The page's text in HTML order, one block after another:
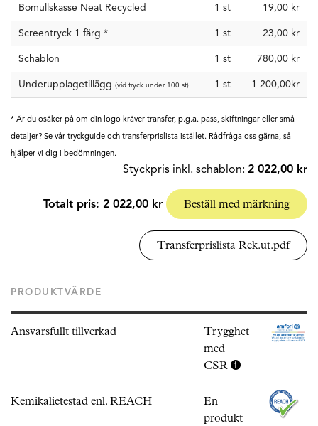
Bomullskasse Neat Recycled 1 st 19,00 kr
Screentryck 1 färg * 1 st 23,00 kr
Schablon 1 st 780,00 kr
Underupplagetillägg (vid tryck under 100 st) 1 st 1 200,00kr
* Är du osäker på om din logo kräver transfer, p.g.a. pass, skiftningar eller små
detaljer? Se vår tryckguide och transferprislista istället. Rådfråga oss gärna, så
hjälper vi dig i bedömningen.
Styckpris inkl. schablon: 2 022,00 kr
Totalt pris: 2 022,00 kr Beställ med märkning
Transferprislista Rek.ut.pdf
PRODUKTVÄRDE
Ansvarsfullt tillverkad
Trygghet
med
CSR
Kemikalietestad enl. REACH
En
produkt